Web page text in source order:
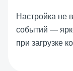
Настройка не
событий —
при загрузке